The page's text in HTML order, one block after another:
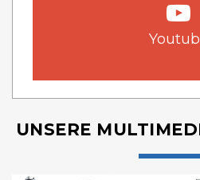
UNSERE